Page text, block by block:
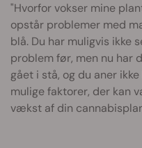
"Hvorfor vokser mine
opstår problemer med
blå. Du har muligvis ikke
problem før, men nu har
gået i stå, og du aner
mulige faktorer, der kan
vækst af din